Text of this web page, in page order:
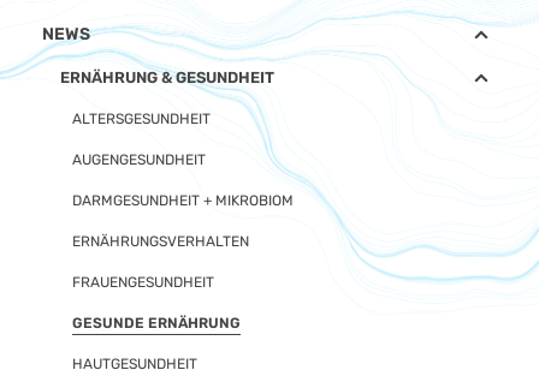
NEWS
ERNÄHRUNG & GESUNDHEIT
ALTERSGESUNDHEIT
AUGENGESUNDHEIT
DARMGESUNDHEIT + MIKROBIOM
ERNÄHRUNGSVERHALTEN
FRAUENGESUNDHEIT
GESUNDE ERNÄHRUNG
HAUTGESUNDHEIT